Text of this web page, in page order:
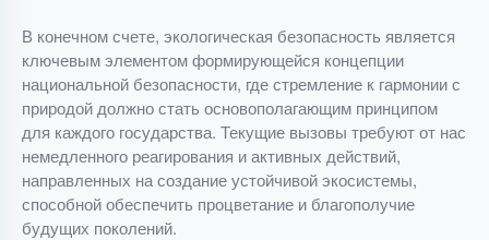
В конечном счете, экологическая безопасность является
ключевым элементом формирующейся концепции
национальной безопасности, где стремление к гармонии с
природой должно стать основополагающим принципом
для каждого государства. Текущие вызовы требуют от нас
немедленного реагирования и активных действий,
направленных на создание устойчивой экосистемы,
способной обеспечить процветание и благополучие
будущих поколений.